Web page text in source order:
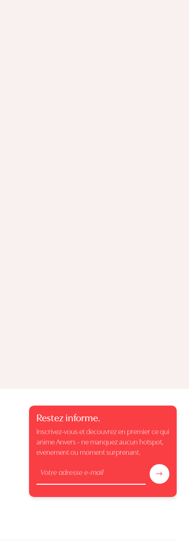
Restez informe.
Inscrivez-vous et decouvrez en premier ce qui
anime Anvers - ne manquez aucun hotspot,
evenement ou moment surprenant.